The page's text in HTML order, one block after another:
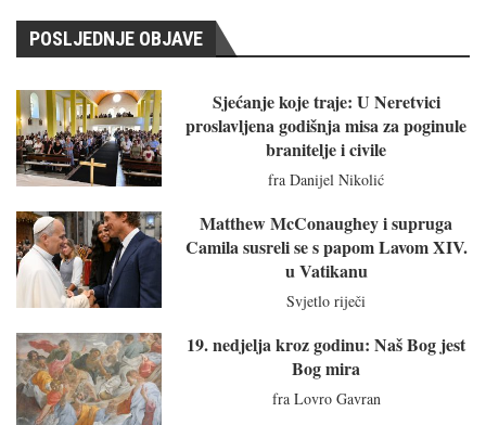
POSLJEDNJE OBJAVE
Sjećanje koje traje: U Neretvici
proslavljena godišnja misa za poginule
branitelje i civile
fra Danijel Nikolić
Matthew McConaughey i supruga
Camila susreli se s papom Lavom XIV.
u Vatikanu
Svjetlo riječi
19. nedjelja kroz godinu: Naš Bog jest
Bog mira
fra Lovro Gavran